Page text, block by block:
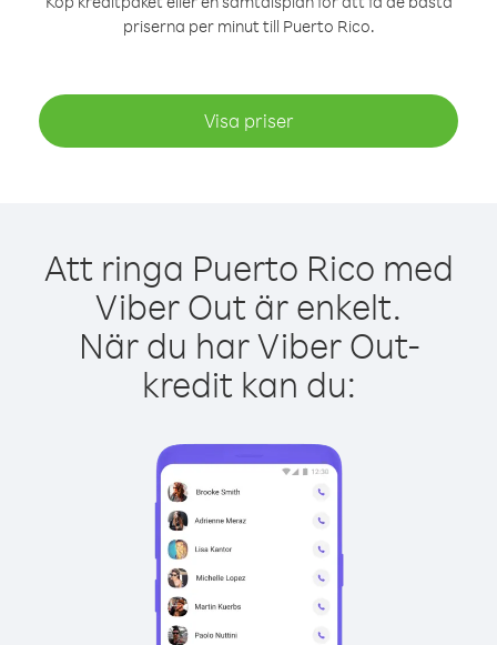
priserna per minut till Puerto Rico.
Visa priser
Att ringa Puerto Rico med
Viber Out är enkelt.
När du har Viber Out-
kredit kan du: